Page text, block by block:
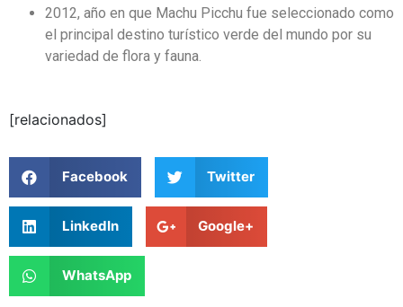
2012, año en que Machu Picchu fue seleccionado como
el principal destino turístico verde del mundo por su
variedad de flora y fauna.
[relacionados]
Facebook Twitter
LinkedIn Google+
WhatsApp